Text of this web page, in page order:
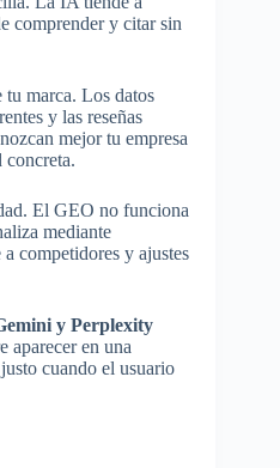
comprender y citar sin
marca. Los datos
y las reseñas
mejor tu empresa
El GEO no funciona
mediante
competidores y ajustes
y Perplexity
aparecer en una
cuando el usuario